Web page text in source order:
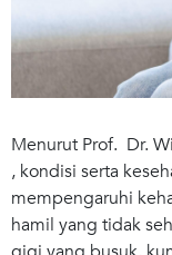
Menurut Prof. Dr.
, kondisi serta
mempengaruhi
hamil yang tidak